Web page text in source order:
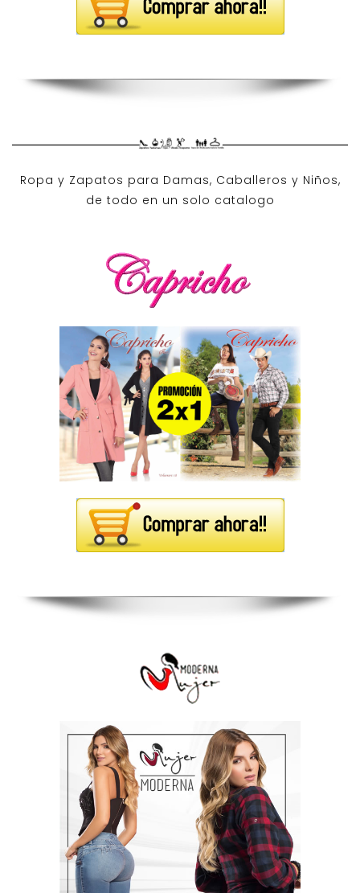
Ropa y Zapatos para Damas, Caballeros y Niños,
de todo en un solo catalogo